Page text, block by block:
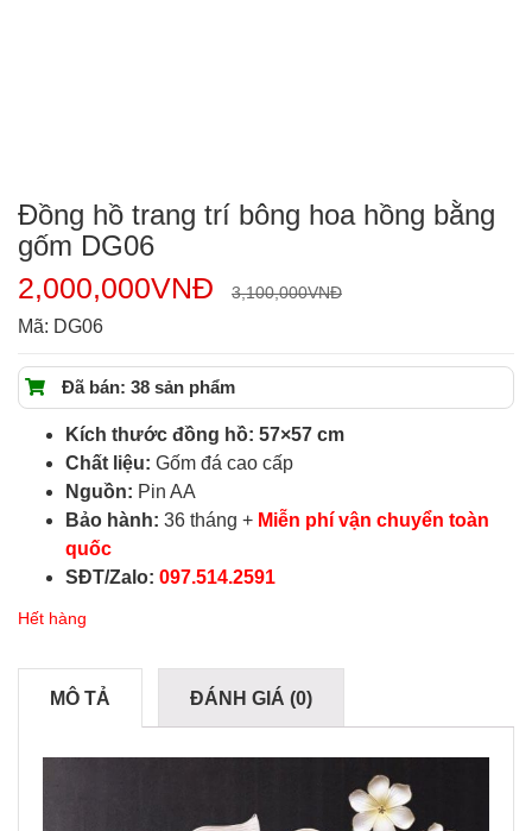
Đồng hồ trang trí bông hoa hồng bằng
gốm DG06
3,100,000VNĐ
2,000,000VNĐ
Mã: DG06
Đã bán: 38 sản phẩm
Kích thước đồng hồ: 57×57 cm
Chất liệu: Gốm đá cao cấp
Nguồn: Pin AA
Bảo hành: 36 tháng + Miễn phí vận chuyển toàn
quốc
SĐT/Zalo: 097.514.2591
Hết hàng
MÔ TẢ ĐÁNH GIÁ (0)